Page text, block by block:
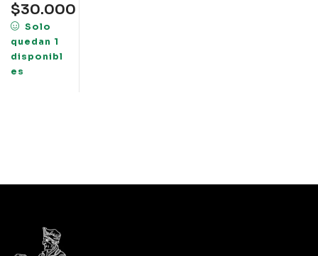
$30.000
Solo
quedan 1
disponibl
es